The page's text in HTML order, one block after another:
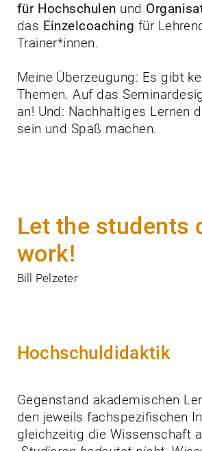
für Hochschulen und
das Einzelcoaching für
Trainer*innen.
Meine Überzeugung: Es gibt
Themen. Auf das
an! Und: Nachhaltiges Lernen
sein und Spaß machen.
Let the students
work!
Bill Pelzeter
Hochschuldidaktik
Gegenstand akademischen
den jeweils fachspezifischen
gleichzeitig die Wissenschaft